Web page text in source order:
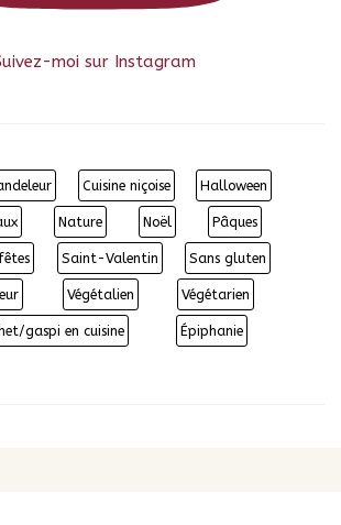
moi sur Instagram
Cuisine niçoise Halloween
Nature Noël Pâques
Saint-Valentin Sans gluten
Végétalien Végétarien
gaspi en cuisine Épiphanie